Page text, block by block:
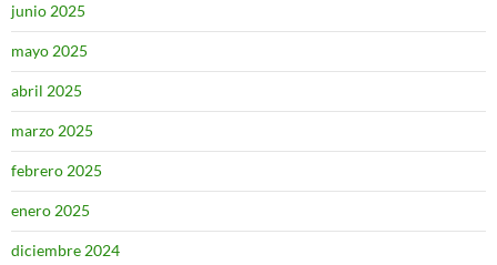
junio 2025
mayo 2025
abril 2025
marzo 2025
febrero 2025
enero 2025
diciembre 2024